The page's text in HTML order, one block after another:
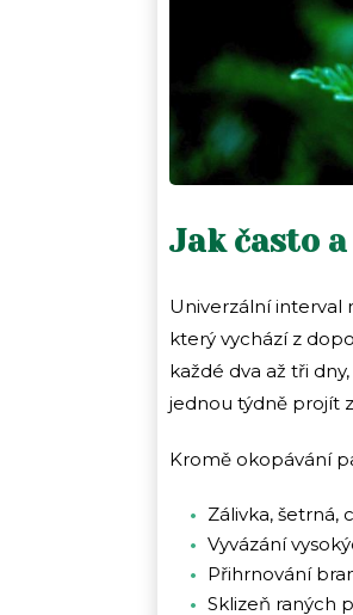
Jak často
Univerzální interval
který vychází z
každé dva až tři
jednou týdně projít
Kromě okopávání
Zálivka, šetrná,
Vyvázání
Přihrnování
Sklizeň raných